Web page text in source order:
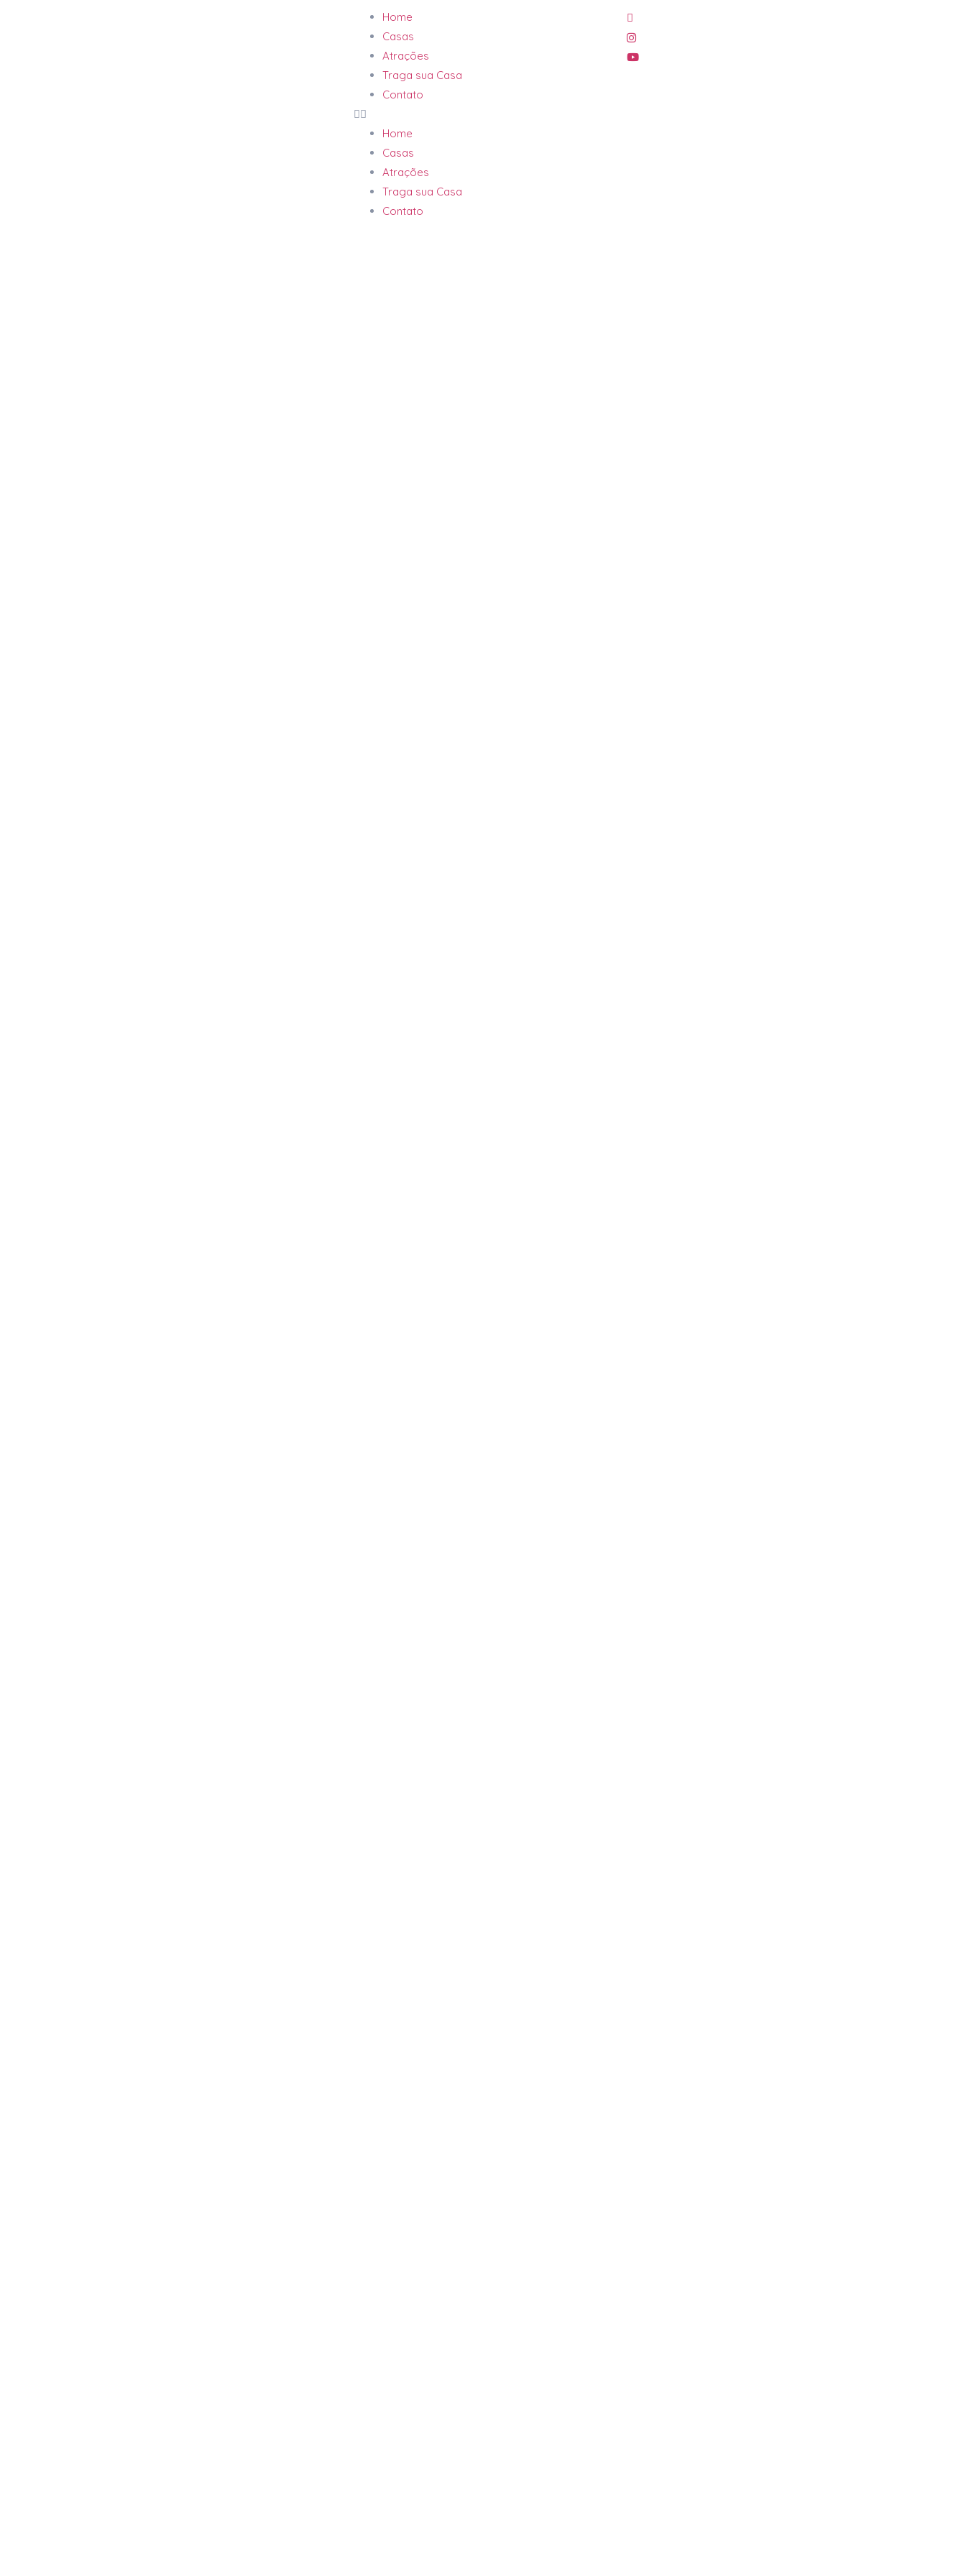
Home
Casas
Atrações
Traga sua Casa
Contato
Home
Casas
Atrações
Traga sua Casa
Contato